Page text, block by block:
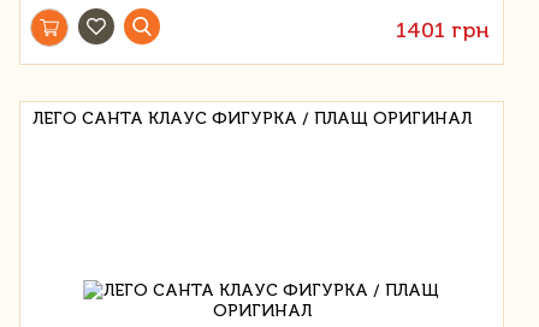
1401 грн
ЛЕГО САНТА КЛАУС ФИГУРКА / ПЛАЩ ОРИГИНАЛ